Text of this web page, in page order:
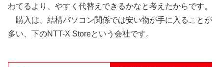
わてるより、やすく代替えできるかなと考えたからです。
購入は、結構パソコン関係では安い物が手に入ることが
多い、下のNTT-X Storeという会社です。